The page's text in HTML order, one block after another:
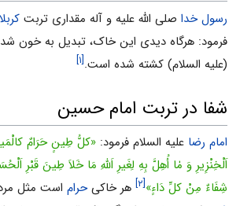
رسول خدا صلی الله علیه و آله مقدارى تربت کربلا
فرمود: هرگاه دیدى این‌ خاک، تبدیل به خون
(علیه السلام) کشته شده است.[۱]
شفا در تربت امام حسین
امام رضا علیه السلام فرمود: «کلُّ طِینٍ حَرَامٌ
اَلْخِنْزِیرِ وَ مٰا أُهِلَّ بِهِ لِغَیرِ اَللّٰهِ مَا خَلاَ طِینَ قَبْرِ
شِفَاءٌ مِنْ کلِّ دَاءٍ»[۲] هر خاکىحرام است مثل